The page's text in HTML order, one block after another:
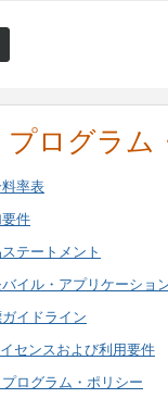
ログラム
率表
件
テートメント
イル・アプリケーショ
イドライン
センスおよび利用要件
ログラム・ポリシー